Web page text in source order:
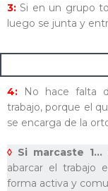
3: Si en un grupo
luego se junta y
4:
No hace falta
trabajo, porque el
se encarga de la
◊ Si marcaste 1…
abarcar el trabajo
forma activa y